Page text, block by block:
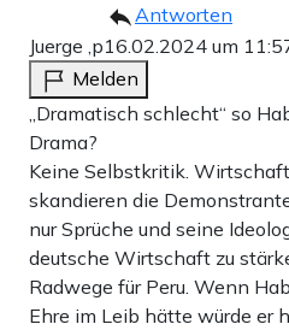
Antworten
Juerge ,p16.02.2024 um
Melden
„Dramatisch schlecht“ so
Drama?
Keine Selbstkritik.
skandieren die
nur Sprüche und seine
deutsche Wirtschaft zu
Radwege für Peru. Wenn
Ehre im Leib hätte würde er